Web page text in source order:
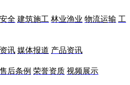
全 建筑施工 林业渔业 物流运输 工
讯 媒体报道 产品资讯
售后条例 荣誉资质 视频展示